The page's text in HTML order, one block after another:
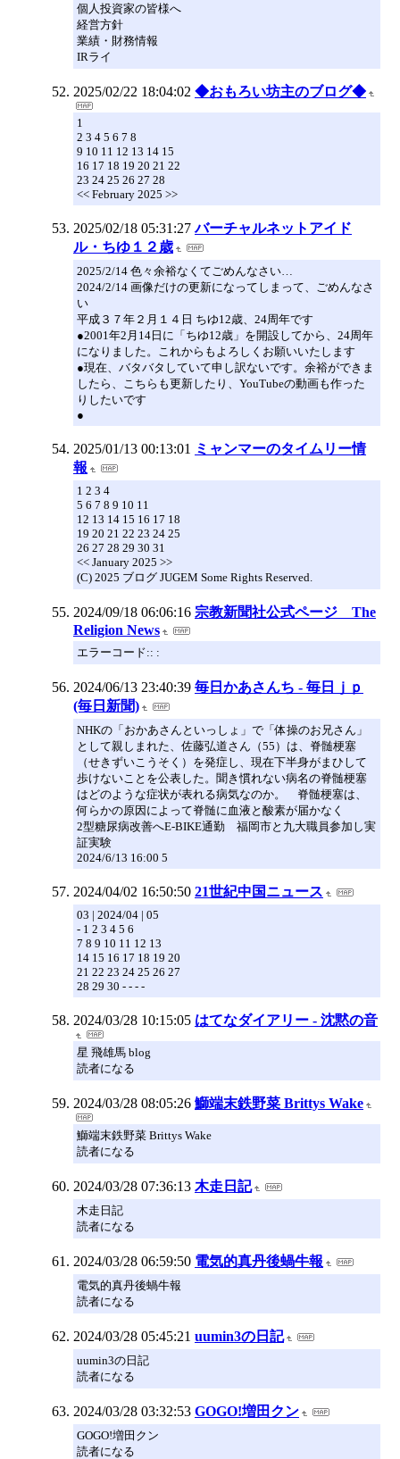
個人投資家の皆様へ
経営方針
業績・財務情報
IRライ
2025/02/22 18:04:02 ◆おもろい坊主のブログ◆
1
2 3 4 5 6 7 8
9 10 11 12 13 14 15
16 17 18 19 20 21 22
23 24 25 26 27 28
<< February 2025 >>
2025/02/18 05:31:27 バーチャルネットアイド
ル・ちゆ１２歳
2025/2/14 色々余裕なくてごめんなさい…
2024/2/14 画像だけの更新になってしまって、ごめんなさ
い
平成３７年２月１４日 ちゆ12歳、24周年です
●2001年2月14日に「ちゆ12歳」を開設してから、24周年
になりました。これからもよろしくお願いいたします
●現在、バタバタしていて申し訳ないです。余裕ができま
したら、こちらも更新したり、YouTubeの動画も作った
りしたいです
●
2025/01/13 00:13:01 ミャンマーのタイムリー情
報
1 2 3 4
5 6 7 8 9 10 11
12 13 14 15 16 17 18
19 20 21 22 23 24 25
26 27 28 29 30 31
<< January 2025 >>
(C) 2025 ブログ JUGEM Some Rights Reserved.
2024/09/18 06:06:16 宗教新聞社公式ページ The
Religion News
エラーコード:: :
2024/06/13 23:40:39 毎日かあさんち - 毎日ｊｐ
(毎日新聞)
NHKの「おかあさんといっしょ」で「体操のお兄さん」
として親しまれた、佐藤弘道さん（55）は、脊髄梗塞
（せきずいこうそく）を発症し、現在下半身がまひして
歩けないことを公表した。聞き慣れない病名の脊髄梗塞
はどのような症状が表れる病気なのか。 脊髄梗塞は、
何らかの原因によって脊髄に血液と酸素が届かなく
2型糖尿病改善へE-BIKE通勤 福岡市と九大職員参加し実
証実験
2024/6/13 16:00 5
2024/04/02 16:50:50 21世紀中国ニュース
03 | 2024/04 | 05
- 1 2 3 4 5 6
7 8 9 10 11 12 13
14 15 16 17 18 19 20
21 22 23 24 25 26 27
28 29 30 - - - -
2024/03/28 10:15:05 はてなダイアリー - 沈黙の音
星 飛雄馬 blog
読者になる
2024/03/28 08:05:26 鰤端末鉄野菜 Brittys Wake
鰤端末鉄野菜 Brittys Wake
読者になる
2024/03/28 07:36:13 木走日記
木走日記
読者になる
2024/03/28 06:59:50 電気的真丹後蝸牛報
電気的真丹後蝸牛報
読者になる
2024/03/28 05:45:21 uumin3の日記
uumin3の日記
読者になる
2024/03/28 03:32:53 GOGO!増田クン
GOGO!増田クン
読者になる